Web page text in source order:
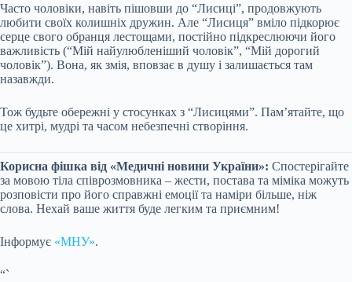
Часто чоловіки, навіть пішовши до “Лисиці”, продовжують
любити своїх колишніх дружин. Але “Лисиця” вміло підкорює
серце свого обранця лестощами, постійно підкреслюючи його
важливість (“Мій найулюбленіший чоловік”, “Мій дорогий
чоловік”). Вона, як змія, вповзає в душу і залишається там
назавжди.
Тож будьте обережні у стосунках з “Лисицями”. Пам’ятайте, що
це хитрі, мудрі та часом небезпечні створіння.
Корисна фішка від «Медичні новини України»: Спостерігайте
за мовою тіла співрозмовника – жести, постава та міміка можуть
розповісти про його справжні емоції та наміри більше, ніж
слова. Нехай ваше життя буде легким та приємним!
Інформує «МНУ».
“`